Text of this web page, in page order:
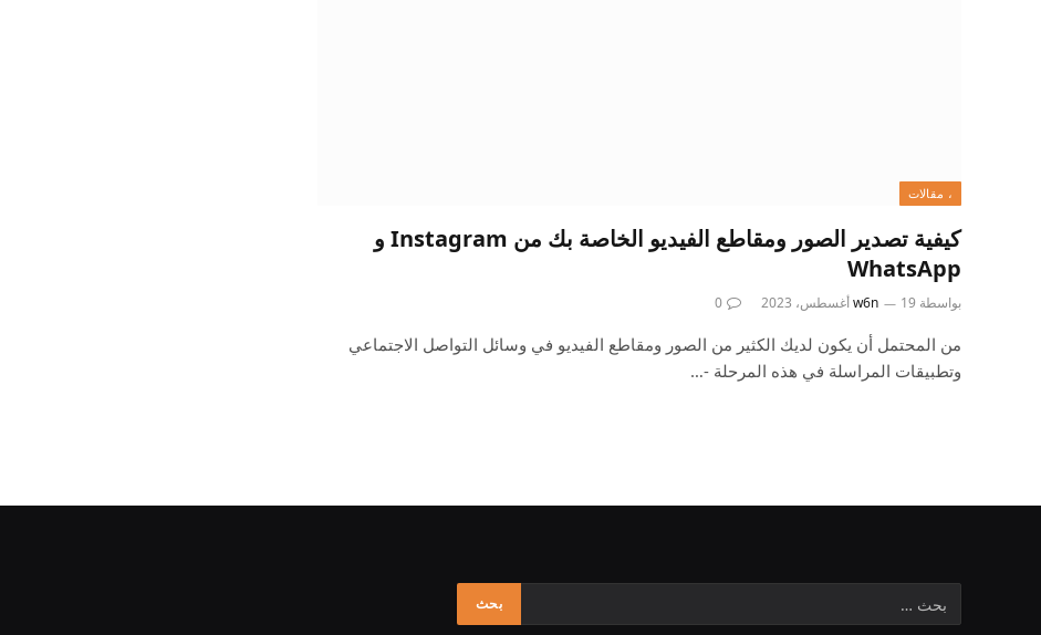
، مقالات
كيفية تصدير الصور ومقاطع الفيديو الخاصة بك من Instagram و
WhatsApp
بواسطة w6n 19 أغسطس، 2023 0
من المحتمل أن يكون لديك الكثير من الصور ومقاطع الفيديو في وسائل التواصل الاجتماعي
وتطبيقات المراسلة في هذه المرحلة -…